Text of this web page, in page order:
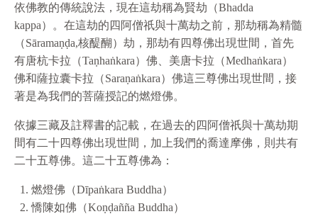
依佛教的傳統說法，現在這劫稱為賢劫（Bhadda
kappa）。在這劫的四阿僧祇與十萬劫之前，那劫稱為精髓
（Sāramaṇḍa,核醍醐）劫，那劫有四尊佛出現世間，首先
有唐杭卡拉（Taṇhaṅkara）佛、美唐卡拉（Medhaṅkara）
佛和薩拉囊卡拉（Saraṇaṅkara）佛這三尊佛出現世間，接
著是為我們的菩薩授記的燃燈佛。
依據三藏及註釋書的記載，在過去的四阿僧祇與十萬劫期
間有二十四尊佛出現世間，加上我們的喬達摩佛，則共有
二十五尊佛。這二十五尊佛為：
燃燈佛（Dīpaṅkara Buddha）
憍陳如佛（Koṇḍañña Buddha）